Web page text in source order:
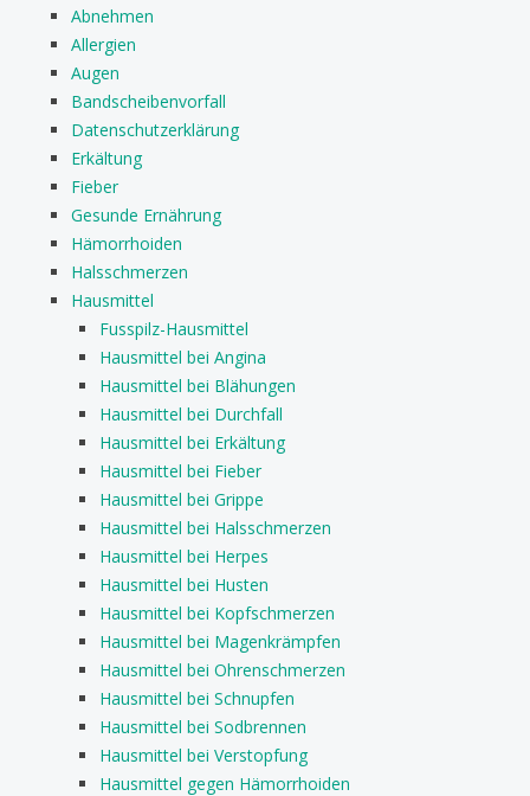
Abnehmen
Allergien
Augen
Bandscheibenvorfall
Datenschutzerklärung
Erkältung
Fieber
Gesunde Ernährung
Hämorrhoiden
Halsschmerzen
Hausmittel
Fusspilz-Hausmittel
Hausmittel bei Angina
Hausmittel bei Blähungen
Hausmittel bei Durchfall
Hausmittel bei Erkältung
Hausmittel bei Fieber
Hausmittel bei Grippe
Hausmittel bei Halsschmerzen
Hausmittel bei Herpes
Hausmittel bei Husten
Hausmittel bei Kopfschmerzen
Hausmittel bei Magenkrämpfen
Hausmittel bei Ohrenschmerzen
Hausmittel bei Schnupfen
Hausmittel bei Sodbrennen
Hausmittel bei Verstopfung
Hausmittel gegen Hämorrhoiden